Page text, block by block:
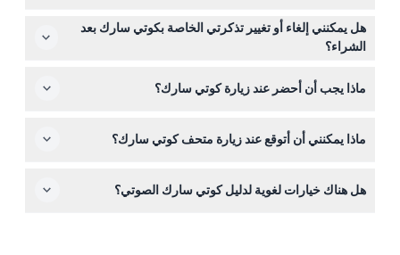
سنوات.
هل يمكنني إلغاء أو تغيير تذكرتي الخاصة بكوتي سارك بعد
الشراء؟
إلغاؤها أو تغييرها. تأكد من استخدامها في التاريخ الذي حجزته.
ماذا يجب أن أحضر عند زيارة كوتي سارك؟
كنت ترغب في استخدام الدليل الصوتي التفاعلي القابل للتنزيل
ماذا يمكنني أن أتوقع عند زيارة متحف كوتي سارك؟
المعروضات التفاعلية والعروض التاريخية، بالإضافة إلى
هل هناك خيارات لغوية لدليل كوتي سارك الصوتي؟